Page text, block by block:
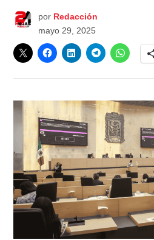
por Redacción
mayo 29, 2025